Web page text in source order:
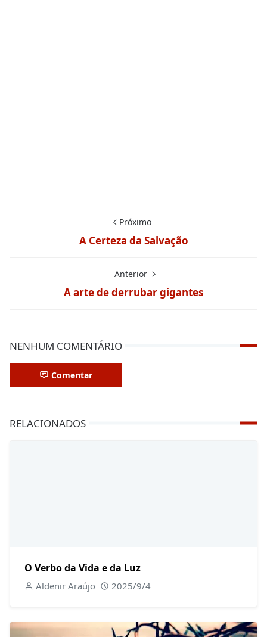
Próximo
A Certeza da Salvação
Anterior
A arte de derrubar gigantes
NENHUM COMENTÁRIO
Comentar
RELACIONADOS
O Verbo da Vida e da Luz
Aldenir Araújo 2025/9/4